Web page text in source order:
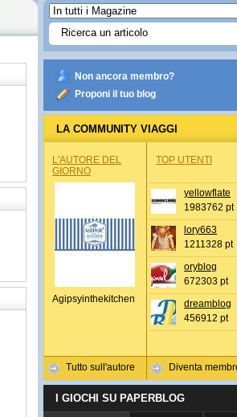
Non ancora membro?
Proponi il tuo blog
LA COMMUNITY VIAGGI
L'AUTORE DEL
GIORNO
Agipsyinthekitchen
Tutto sull'autore
TOP UTENTI
yellowflate
1983762 pt
lory663
1211328 pt
oryblog
672303 pt
dreamblog
456912 pt
Diventa
I GIOCHI SU PAPERBLOG